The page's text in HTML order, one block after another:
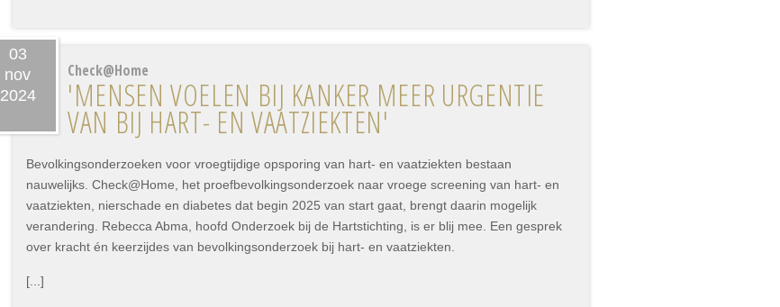
03
nov
2024
Check@Home
'MENSEN VOELEN BIJ KANKER MEER URGENTIE
VAN BIJ HART- EN VAATZIEKTEN'
Bevolkingsonderzoeken voor vroegtijdige opsporing van hart- en vaatziekten bestaan
nauwelijks. Check@Home, het proefbevolkingsonderzoek naar vroege screening van hart- en
vaatziekten, nierschade en diabetes dat begin 2025 van start gaat, brengt daarin mogelijk
verandering. Rebecca Abma, hoofd Onderzoek bij de Hartstichting, is er blij mee. Een gesprek
over kracht én keerzijdes van bevolkingsonderzoek bij hart- en vaatziekten.
[...]